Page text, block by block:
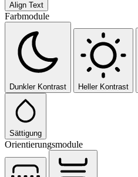
Align Text
Farbmodule
Dunkler Kontrast Heller Kontrast
Sättigung
Orientierungsmodule